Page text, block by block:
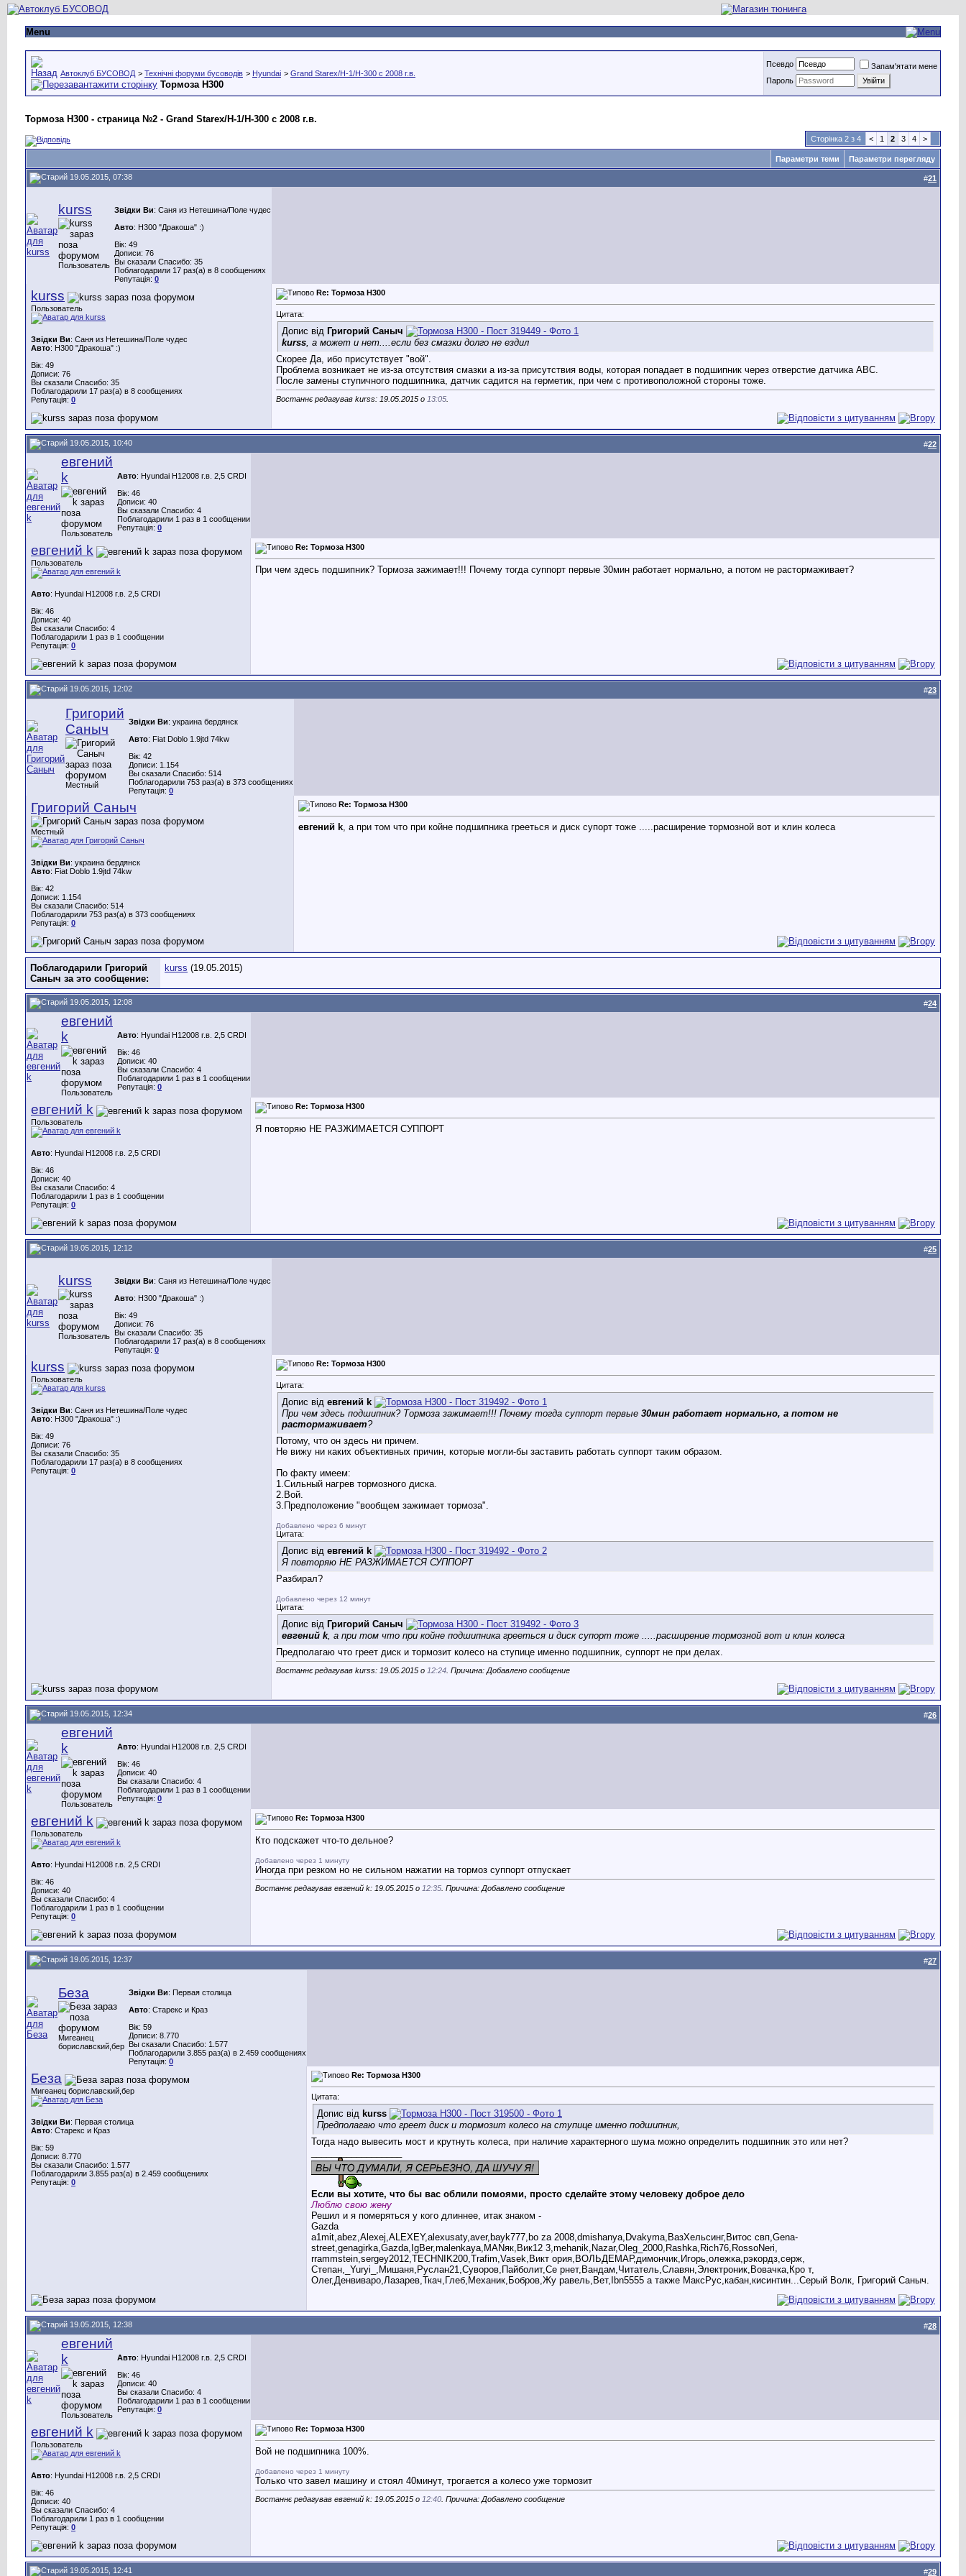
Menu
Автоклуб БУСОВОД > Технічні форуми бусоводів > Hyundai > Grand Starex/H-1/H-300 с 2008 г.в.
Тормоза Н300
Псевдо
Запам'ятати мене
Пароль
Тормоза Н300 - страница №2 - Grand Starex/H-1/H-300 с 2008 г.в.
Сторінка 2 з 4 < 1 2 3 4 >
Параметри теми Параметри перегляду
19.05.2015, 07:38 #21
kurss
Пользователь
Звідки Ви: Саня из Нетешина/Поле чудес
Авто: H300 "Дракоша" :)
Вік: 49
Дописи: 76
Вы сказали Спасибо: 35
Поблагодарили 17 раз(а) в 8 сообщениях
Репутація: 0
kurss
Пользователь
Звідки Ви: Саня из Нетешина/Поле чудес
Авто: H300 "Дракоша" :)
Вік: 49
Дописи: 76
Вы сказали Спасибо: 35
Поблагодарили 17 раз(а) в 8 сообщениях
Репутація: 0
Re: Тормоза Н300
Цитата:
Допис від Григорий Саныч
kurss , а может и нет....если без смазки долго не ездил
Скорее Да, ибо присутствует "вой".
Проблема возникает не из-за отсутствия смазки а из-за присутствия воды, которая попадает в подшипник через отверстие датчика АВС.
После замены ступичного подшипника, датчик садится на герметик, при чем с противоположной стороны тоже.
Востаннє редагував kurss: 19.05.2015 о 13:05
19.05.2015, 10:40 #22
евгений
k
Пользователь
Авто: Hyundai H12008 г.в. 2,5 CRDI
Вік: 46
Дописи: 40
Вы сказали Спасибо: 4
Поблагодарили 1 раз в 1 сообщении
Репутація: 0
евгений k
Пользователь
Авто: Hyundai H12008 г.в. 2,5 CRDI
Вік: 46
Дописи: 40
Вы сказали Спасибо: 4
Поблагодарили 1 раз в 1 сообщении
Репутація: 0
Re: Тормоза Н300
При чем здесь подшипник? Тормоза зажимает!!! Почему тогда суппорт первые 30мин работает нормально, а потом не растормаживает?
19.05.2015, 12:02 #23
Григорий
Саныч
Местный
Звідки Ви: украина бердянск
Авто: Fiat Doblo 1.9jtd 74kw
Вік: 42
Дописи: 1.154
Вы сказали Спасибо: 514
Поблагодарили 753 раз(а) в 373 сообщениях
Репутація: 0
Григорий Саныч
Местный
Звідки Ви: украина бердянск
Авто: Fiat Doblo 1.9jtd 74kw
Вік: 42
Дописи: 1.154
Вы сказали Спасибо: 514
Поблагодарили 753 раз(а) в 373 сообщениях
Репутація: 0
Re: Тормоза Н300
евгений k , а при том что при койне подшипника грееться и диск супорт тоже .....расширение тормозной вот и клин колеса
Поблагодарили Григорий
Саныч за это сообщение:
kurss (19.05.2015)
19.05.2015, 12:08 #24
евгений
k
Пользователь
Авто: Hyundai H12008 г.в. 2,5 CRDI
Вік: 46
Дописи: 40
Вы сказали Спасибо: 4
Поблагодарили 1 раз в 1 сообщении
Репутація: 0
евгений k
Пользователь
Авто: Hyundai H12008 г.в. 2,5 CRDI
Вік: 46
Дописи: 40
Вы сказали Спасибо: 4
Поблагодарили 1 раз в 1 сообщении
Репутація: 0
Re: Тормоза Н300
Я повторяю НЕ РАЗЖИМАЕТСЯ СУППОРТ
19.05.2015, 12:12 #25
kurss
Пользователь
Звідки Ви: Саня из Нетешина/Поле чудес
Авто: H300 "Дракоша" :)
Вік: 49
Дописи: 76
Вы сказали Спасибо: 35
Поблагодарили 17 раз(а) в 8 сообщениях
Репутація: 0
kurss
Пользователь
Звідки Ви: Саня из Нетешина/Поле чудес
Авто: H300 "Дракоша" :)
Вік: 49
Дописи: 76
Вы сказали Спасибо: 35
Поблагодарили 17 раз(а) в 8 сообщениях
Репутація: 0
Re: Тормоза Н300
Цитата:
Допис від евгений k
При чем здесь подшипник? Тормоза зажимает!!! Почему тогда суппорт первые 30мин работает нормально, а потом не
растормаживает?
Потому, что он здесь ни причем.
Не вижу ни каких объективных причин, которые могли-бы заставить работать суппорт таким образом.
По факту имеем:
1.Сильный нагрев тормозного диска.
2.Вой.
3.Предположение "вообщем зажимает тормоза".
Добавлено через 6 минут
Цитата:
Допис від евгений k
Я повторяю НЕ РАЗЖИМАЕТСЯ СУППОРТ
Разбирал?
Добавлено через 12 минут
Цитата:
Допис від Григорий Саныч
евгений k, а при том что при койне подшипника грееться и диск супорт тоже .....расширение тормозной вот и клин колеса
Предполагаю что греет диск и тормозит колесо на ступице именно подшипник, суппорт не при делах.
Востаннє редагував kurss: 19.05.2015 о 12:24 . Причина: Добавлено сообщение
19.05.2015, 12:34 #26
евгений
k
Пользователь
Авто: Hyundai H12008 г.в. 2,5 CRDI
Вік: 46
Дописи: 40
Вы сказали Спасибо: 4
Поблагодарили 1 раз в 1 сообщении
Репутація: 0
евгений k
Пользователь
Авто: Hyundai H12008 г.в. 2,5 CRDI
Вік: 46
Дописи: 40
Вы сказали Спасибо: 4
Поблагодарили 1 раз в 1 сообщении
Репутація: 0
Re: Тормоза Н300
Кто подскажет что-то дельное?
Добавлено через 1 минуту
Иногда при резком но не сильном нажатии на тормоз суппорт отпускает
Востаннє редагував евгений k: 19.05.2015 о 12:35 . Причина: Добавлено сообщение
19.05.2015, 12:37 #27
Беза
Мигеанец
бориславский,бер
Звідки Ви: Первая столица
Авто: Старекс и Краз
Вік: 59
Дописи: 8.770
Вы сказали Спасибо: 1.577
Поблагодарили 3.855 раз(а) в 2.459 сообщениях
Репутація: 0
Беза
Мигеанец бориславский,бер
Звідки Ви: Первая столица
Авто: Старекс и Краз
Вік: 59
Дописи: 8.770
Вы сказали Спасибо: 1.577
Поблагодарили 3.855 раз(а) в 2.459 сообщениях
Репутація: 0
Re: Тормоза Н300
Цитата:
Допис від kurss
Предполагаю что греет диск и тормозит колесо на ступице именно подшипник,
Тогда надо вывесить мост и крутнуть колеса, при наличие характерного шума можно определить подшипник это или нет?
Если вы хотите, что бы вас облили помоями, просто сделайте этому человеку доброе дело
Люблю свою жену
Решил и я померяться у кого длиннее, итак знаком -
Gazda
a1mit,abez,Alexej,ALEXEY,alexusaty,aver,bayk777,bo za 2008,dmishanya,Dvakyma,ВазХельсинг,Витос свп,Gena-
street,genagirka,Gazda,IgBer,malenkaya,MANяк,Вик12 3,mehanik,Nazar,Oleg_2000,Rashka,Rich76,RossoNeri,
rrammstein,sergey2012,TECHNIK200,Trafim,Vasek,Викт ория,ВОЛЬДЕМАР,димончик,Игорь,олежка,рэкордз,серж,
Степан,_Yuryi_,Мишаня,Руслан21,Суворов,Пайболит,Се рнет,Вандам,Читатель,Славян,Электроник,Вовачка,Кро т,
Олег,Денвиваро,Лазарев,Ткач,Глеб,Механик,Бобров,Жу равель,Вет,Ibn5555 а также МаксРус,кабан,кисинтин...Серый Волк, Григорий Саныч.
19.05.2015, 12:38 #28
евгений
k
Пользователь
Авто: Hyundai H12008 г.в. 2,5 CRDI
Вік: 46
Дописи: 40
Вы сказали Спасибо: 4
Поблагодарили 1 раз в 1 сообщении
Репутація: 0
евгений k
Пользователь
Авто: Hyundai H12008 г.в. 2,5 CRDI
Вік: 46
Дописи: 40
Вы сказали Спасибо: 4
Поблагодарили 1 раз в 1 сообщении
Репутація: 0
Re: Тормоза Н300
Вой не подшипника 100%.
Добавлено через 1 минуту
Только что завел машину и стоял 40минут, трогается а колесо уже тормозит
Востаннє редагував евгений k: 19.05.2015 о 12:40 . Причина: Добавлено сообщение
19.05.2015, 12:41 #29